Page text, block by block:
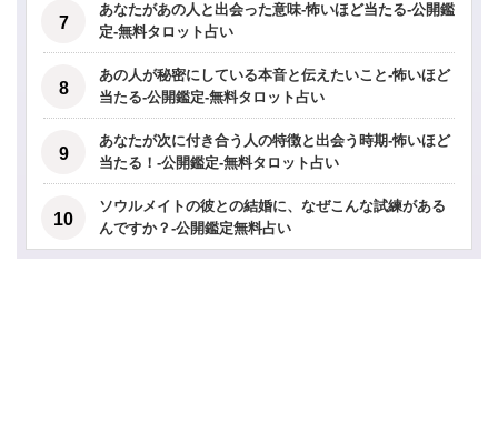
あなたがあの人と出会った意味-怖いほど当たる-公開鑑
定-無料タロット占い
あの人が秘密にしている本音と伝えたいこと-怖いほど
当たる-公開鑑定-無料タロット占い
あなたが次に付き合う人の特徴と出会う時期-怖いほど
当たる！-公開鑑定-無料タロット占い
ソウルメイトの彼との結婚に、なぜこんな試練がある
んですか？-公開鑑定無料占い